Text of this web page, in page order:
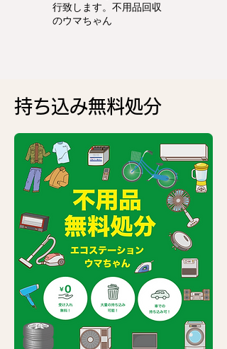
行致します。不用品回収
のウマちゃん
持ち込み無料処分